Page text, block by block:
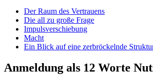
Der Raum des Vertrauens
Die all zu große Frage
Impulsverschiebung
Macht
Ein Blick auf eine zerbröckelnde
Anmeldung als 12 Worte